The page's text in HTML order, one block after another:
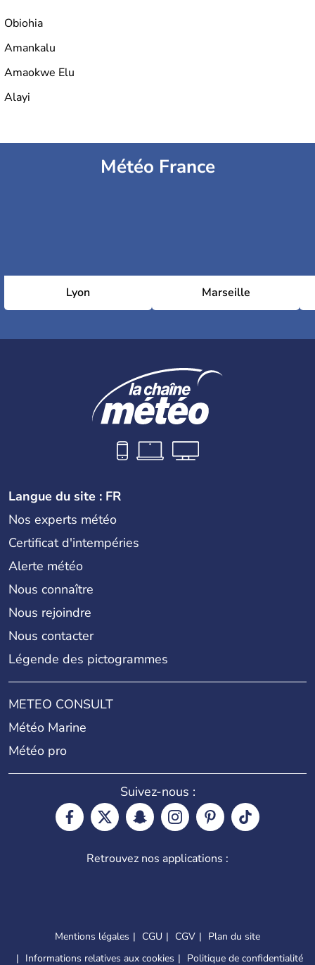
Obiohia
Amankalu
Amaokwe Elu
Alayi
Météo France
Lyon Marseille
Langue du site : FR
Nos experts météo
Certificat d'intempéries
Alerte météo
Nous connaître
Nous rejoindre
Nous contacter
Légende des pictogrammes
METEO CONSULT
Météo Marine
Météo pro
Suivez-nous :
Retrouvez nos applications :
Mentions légales CGU CGV
Plan du site
Informations relatives aux cookies
Politique de confidentialité